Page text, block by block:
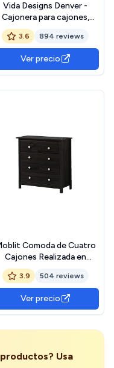
Vida Designs Denver -
Cajonera para cajones,
Color Negro, 3 Drawer
3.6 894 reviews
Ver precio
Comoda de Cuatro
Cajones Realizada en
Madera de Pino Maciza
Color Wengue Serie Alme
(78.5x75x35) cm
(altoxanchoxfondo)
Robusta y Duradera
3.9 504 reviews
Ver precio
Usa